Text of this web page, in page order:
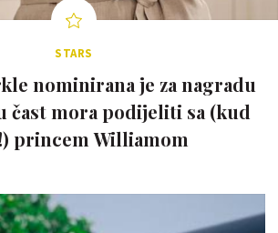
STARS
nominirana je za nagradu
čast mora podijeliti sa (kud
princem Williamom